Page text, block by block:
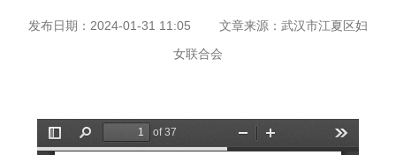
发布日期：2024-01-31 11:05 文章来源：武汉市江夏区妇
女联合会